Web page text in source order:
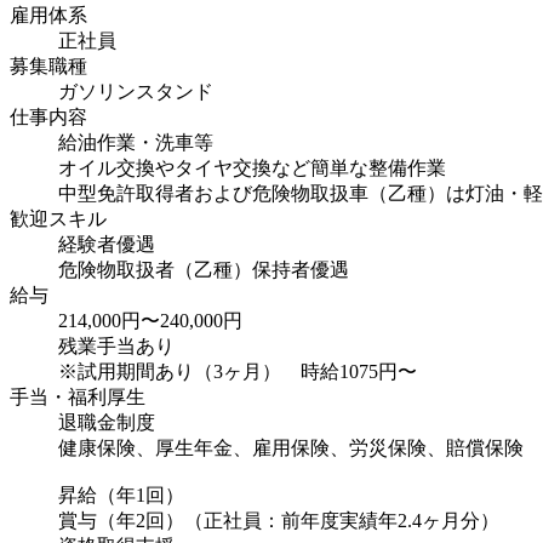
雇用体系
正社員
募集職種
ガソリンスタンド
仕事内容
給油作業・洗車等
オイル交換やタイヤ交換など簡単な整備作業
中型免許取得者および危険物取扱車（乙種）は灯油・
歓迎スキル
経験者優遇
危険物取扱者（乙種）保持者優遇
給与
214,000円〜240,000円
残業手当あり
※試用期間あり（3ヶ月） 時給1075円〜
手当・福利厚生
退職金制度
健康保険、厚生年金、雇用保険、労災保険、賠償保険
昇給（年1回）
賞与（年2回）（正社員：前年度実績年2.4ヶ月分）